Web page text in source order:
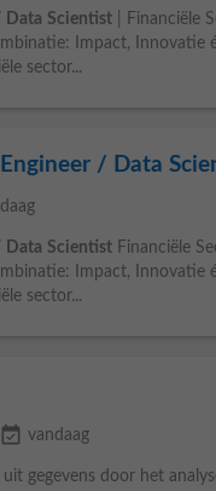
Data Scientist | Financiële
Impact, Innovatie
sector...
/ Data
Data Scientist Financiële
Impact, Innovatie
sector...
event_available vandaag
uit gegevens door het